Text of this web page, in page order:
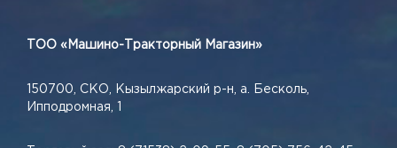
ТОО «Машино-Тракторный Магазин»
150700, СКО, Кызылжарский р-н, а. Бесколь,
Ипподромная, 1